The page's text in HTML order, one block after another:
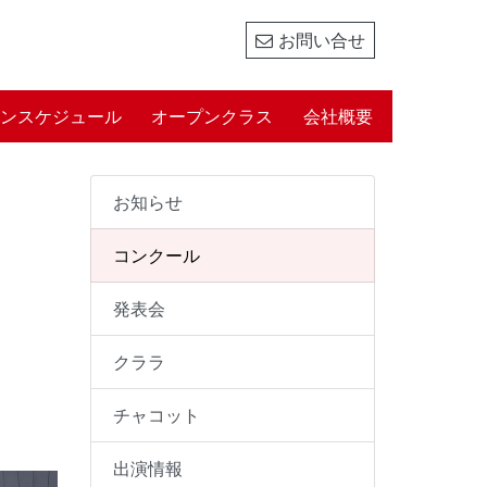
お問い合せ
スケジュール オープンクラス 会社概要
お知らせ
コンクール
発表会
クララ
チャコット
出演情報